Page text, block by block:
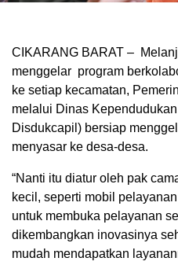
CIKARANG BARAT –
menggelar program
ke setiap kecamatan,
melalui Dinas
Disdukcapil) bersiap
menyasar ke desa-desa.
“Nanti itu diatur oleh pak
kecil, seperti mobil
untuk membuka pelayanan
dikembangkan inovasinya
mudah mendapatkan